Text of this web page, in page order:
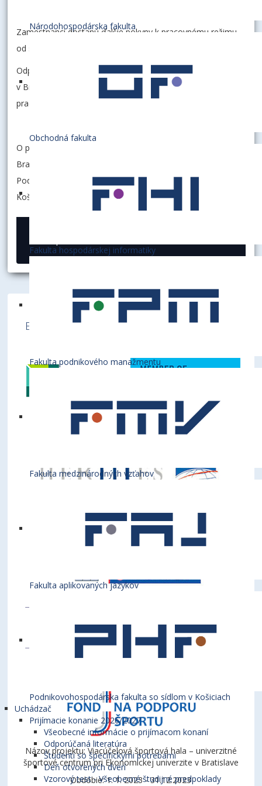
Národohospodárska fakulta
Obchodná fakulta
Fakulta hospodárskej informatiky
Fakulta podnikového manažmentu
Fakulta medzinárodných vzťahov
Fakulta aplikovaných jazykov
Podnikovohospodárska fakulta so sídlom v Košiciach
Uchádzač
Prijímacie konanie 2026/2027
Všeobecné informácie o prijímacom konaní
Odporúčaná literatúra
Študenti so špecifickými potrebami
Deň otvorených dverí
Vzorový test - Všeobecné študijné predpoklady
Zamestnanci dostanú ďalšie pokyny k pracovnému režimu
od svojich nadriadených.
Odporúča sa všetkým zamestnancom a študentom EU
v Bratislave dodržiavať zvýšenú opatrnosť pri presunoch na
pracoviská a študentské domovy.
O postupe na Podnikovohospodárskej fakulte EU v
Bratislave so sídlom v Košiciach rozhodne dekan
Podnikovohospodárskej fakulty EU v Bratislave so sídlom v
Košiciach.
Ekonomická univerzita v Bratislave je členom
Názov projektu: Viacúčelová športová hala – univerzitné
športové centrum pri Ekonomickej univerzite v Bratislave
Obdobie: 1. 1. 2023 - 31.12.2023